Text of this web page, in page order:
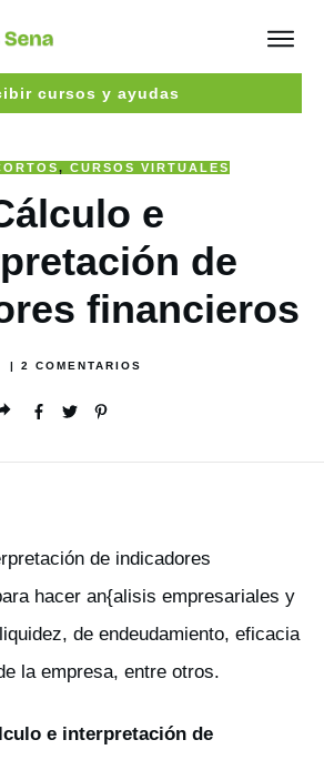
cursos y ayudas
, CURSOS VIRTUALES
e
de
financieros
2 COMENTARIOS
de indicadores
hacer an{alisis empresariales y
de endeudamiento, eficacia
la empresa, entre otros.
e interpretación de